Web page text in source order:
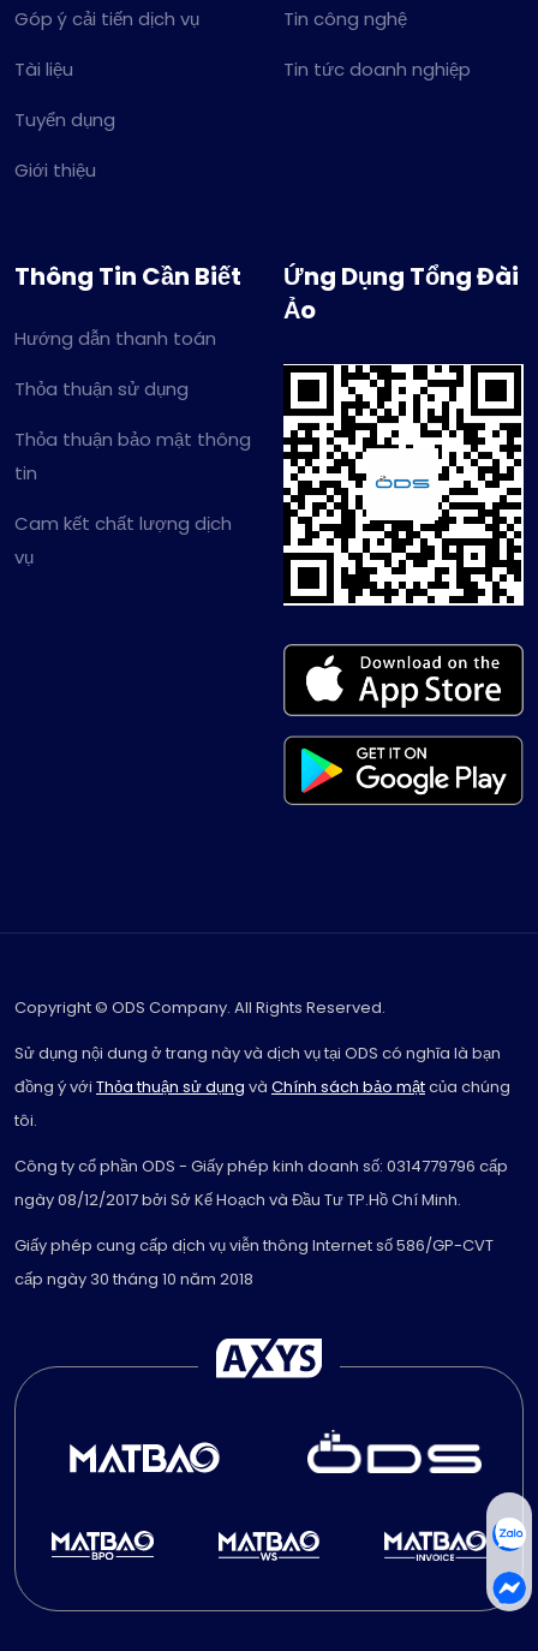
Góp ý cải tiến dịch vụ
Tài liệu
Tuyển dụng
Giới thiệu
Tin công nghệ
Tin tức doanh nghiệp
Thông Tin Cần Biết
Hướng dẫn thanh toán
Thỏa thuận sử dụng
Thỏa thuận bảo mật thông
tin
Cam kết chất lượng dịch
vụ
Ứng Dụng Tổng Đài
Ảo
Copyright © ODS Company. All Rights Reserved.
Sử dụng nội dung ở trang này và dịch vụ tại ODS có nghĩa là bạn
đồng ý với Thỏa thuận sử dụng và Chính sách bảo mậtcủa chúng
tôi.
Công ty cổ phần ODS - Giấy phép kinh doanh số: 0314779796 cấp
ngày 08/12/2017 bởi Sở Kế Hoạch và Đầu Tư TP.Hồ Chí Minh.
Giấy phép cung cấp dịch vụ viễn thông Internet số 586/GP-CVT
cấp ngày 30 tháng 10 năm 2018